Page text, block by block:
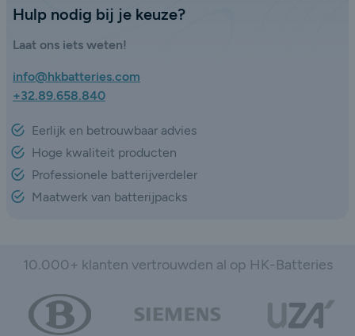
Hulp nodig bij je keuze?
Laat ons iets weten!
info@hkbatteries.com
+32.89.658.840
Eerlijk en betrouwbaar advies
Hoge kwaliteit producten
Professionele batterijverdeler
Maatwerk van batterijpacks
10.000+ klanten vertrouwden al op HK-Batteries